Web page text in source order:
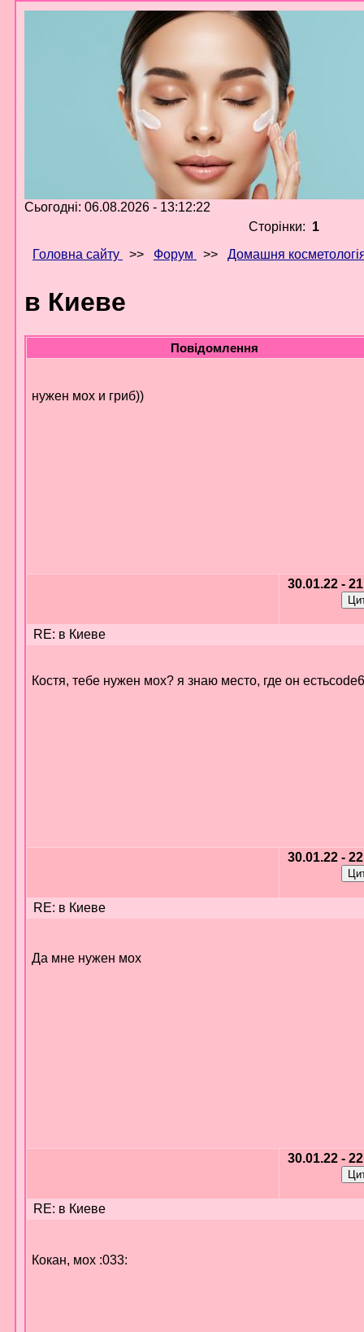
Сьогодні: 06.08.2026 - 13:12:22
Сторінки: 1
Головна сайту
>> Форум >> Домашня
в Киеве
Повідомлення
нужен мох и гриб))
30.01.22 -
RE: в Киеве
Костя, тебе нужен мох? я знаю место, где он
30.01.22 -
RE: в Киеве
Да мне нужен мох
30.01.22 -
RE: в Киеве
Кокан, мох :033: